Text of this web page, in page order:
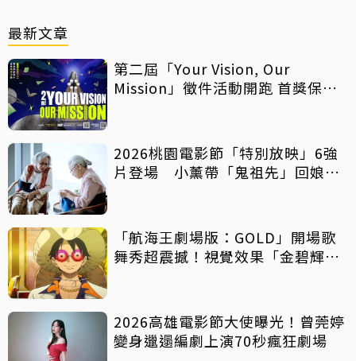
最新文章
第二屆「Your Vision, Our
Mission」徵件活動開跑 首獎保證
2026桃園電影節「特別放映」6強
片登場 小薰帶「鬼祖先」回娘
「航海王劇場版：GOLD」開場歌
舞秀超震撼！視覺效果「金碧輝
2026高雄電影節大使曝光！曾莞婷
變身邋遢編劇上演70秒瘋狂劇場